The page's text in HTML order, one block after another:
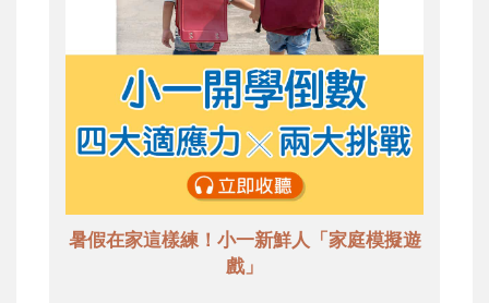
暑假在家這樣練！小一新鮮人「家庭模擬遊
戲」